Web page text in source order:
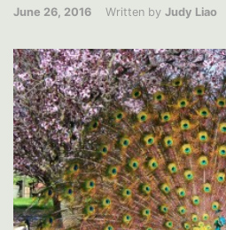
June 26, 2016 Written by Judy Liao